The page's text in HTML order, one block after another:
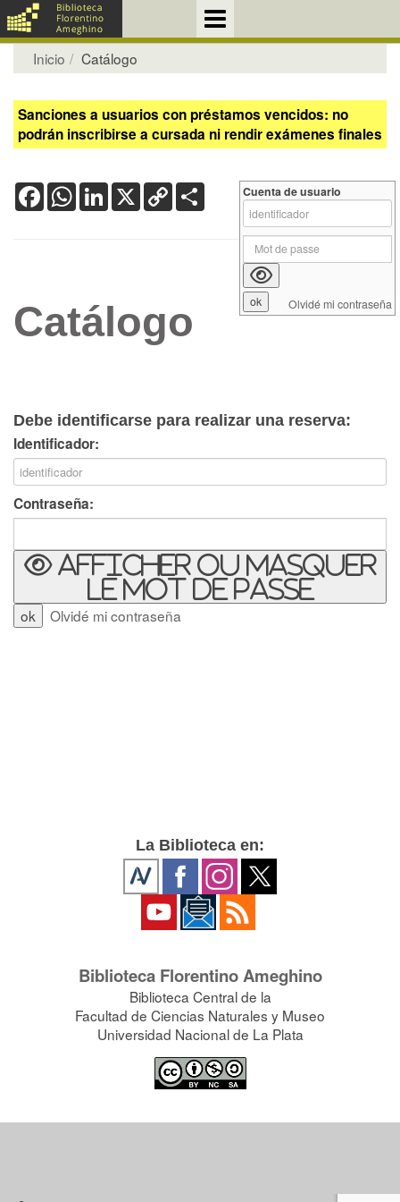
Inicio Catálogo
Sanciones a usuarios con préstamos vencidos: no
podrán inscribirse a cursada ni rendir exámenes finales
FacebookWhatsApp
LinkedIn
X Copy
Link
Catálogo
Debe identificarse para realizar una reserva:
Identificador:
Contraseña:
Afficher ou masquer
le mot de passe
Olvidé mi contraseña
Cuenta de usuario
Olvidé mi contraseña
La Biblioteca en:
Biblioteca Florentino Ameghino
Biblioteca Central de la
Facultad de Ciencias Naturales y Museo
Universidad Nacional de La Plata